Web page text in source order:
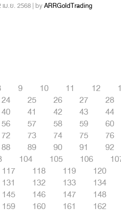
ม.ย. 2568 | byARRGoldTrading
9 10 11 12
24 25 26 27 28
40 41 42 43 44
56 57 58 59 60
72 73 74 75 76
88 89 90 91 92
104 105 106
117 118 119 120
131 132 133 134
145 146 147 148
159 160 161 162